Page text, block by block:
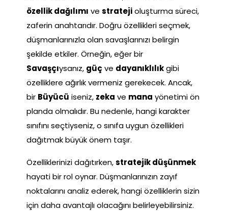
özellik dağılımı ve stratejioluşturma süreci,
zaferin anahtarıdır. Doğru özellikleri seçmek,
düşmanlarınızla olan savaşlarınızı belirgin
şekilde etkiler. Örneğin, eğer bir
Savaşçıysanız, güçve dayanıklılıkgibi
özelliklere ağırlık vermeniz gerekecek. Ancak,
bir Büyücü iseniz, zeka ve mana yönetimi ön
planda olmalıdır. Bu nedenle, hangi karakter
sınıfını seçtiyseniz, o sınıfa uygun özellikleri
dağıtmak büyük önem taşır.
Özelliklerinizi dağıtırken,stratejik düşünmek
hayati bir rol oynar. Düşmanlarınızın zayıf
noktalarını analiz ederek, hangi özelliklerin sizin
için daha avantajlı olacağını belirleyebilirsiniz.